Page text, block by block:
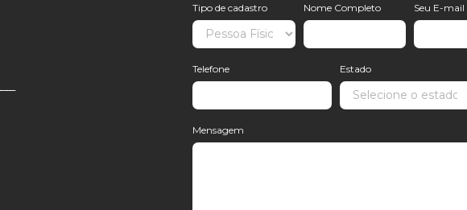
Tipo de cadastro Nome Completo Seu E-mail
Telefone Estado
Mensagem